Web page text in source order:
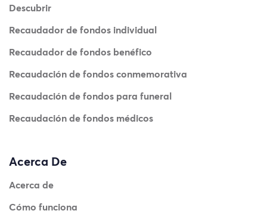
Descubrir
Recaudador de fondos individual
Recaudador de fondos benéfico
Recaudación de fondos conmemorativa
Recaudación de fondos para funeral
Recaudación de fondos médicos
Acerca De
Acerca de
Cómo funciona